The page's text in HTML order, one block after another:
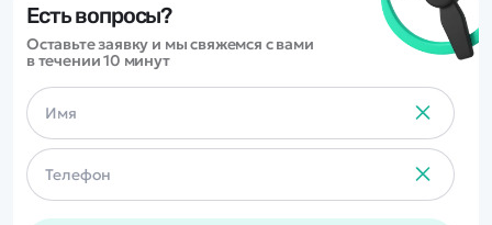
Есть вопросы?
Оставьте заявку и мы свяжемся с вами
в течении 10 минут